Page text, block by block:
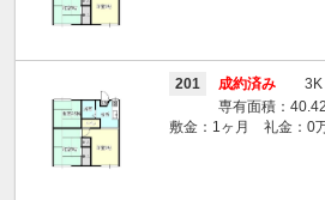
201 成約済み 3K
専有面積：
敷金：1ヶ月 礼金：0